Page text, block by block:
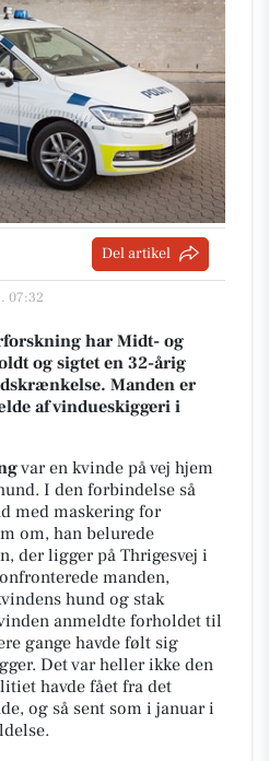
Del artikel
07:32
har Midt- og
og sigtet en 32-årig
Manden er
af vindueskiggeri i
var en kvinde på vej hjem
I den forbindelse så
med maskering for
om, han belurede
der ligger på Thrigesvej i
manden,
hund og stak
anmeldte forholdet til
gange havde følt sig
Det var heller ikke den
havde fået fra det
og så sent som i januar i